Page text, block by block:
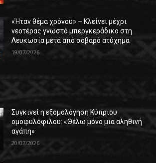
«Ήταν θέμα χρόνου» – Κλείνει μέχρι
νεοτέρας γνωστό μπεργκεράδικο στη
Λευκωσία μετά από σοβαρό ατύχημα
19/07/2026
Συγκινεί η εξομολόγηση Κύπριου
ομοφυλόφιλου: «Θέλω μόνο μια αληθινή
αγάπη»
20/07/2026